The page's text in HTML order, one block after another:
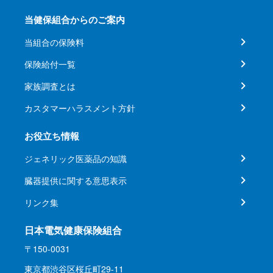
当健保組合からのご案内
当組合の保険料
保険給付一覧
家族調査とは
カスタマーハラスメント方針
お役立ち情報
ジェネリック医薬品の知識
臓器提供に関する意思表示
リンク集
日本電気健康保険組合
〒150-0031
東京都渋谷区桜丘町29-11